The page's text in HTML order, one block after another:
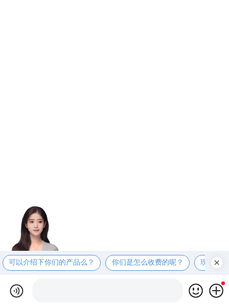
可以介绍下你们的产品么？ 你们是怎么收费的呢？ 现在有